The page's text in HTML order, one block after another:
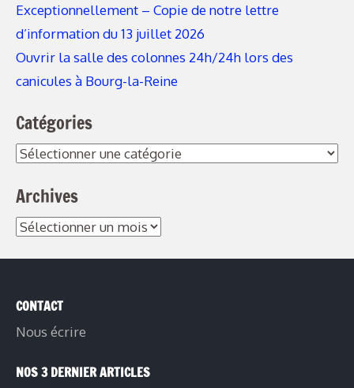
Exceptionnellement – Copie de notre lettre
d’information du 13 juillet 2026
Ouvrir la salle des colonnes 24h/24h lors des
canicules à Bourg-la-Reine
Catégories
Catégories
Archives
Archives
CONTACT
Nous écrire
NOS 3 DERNIER ARTICLES